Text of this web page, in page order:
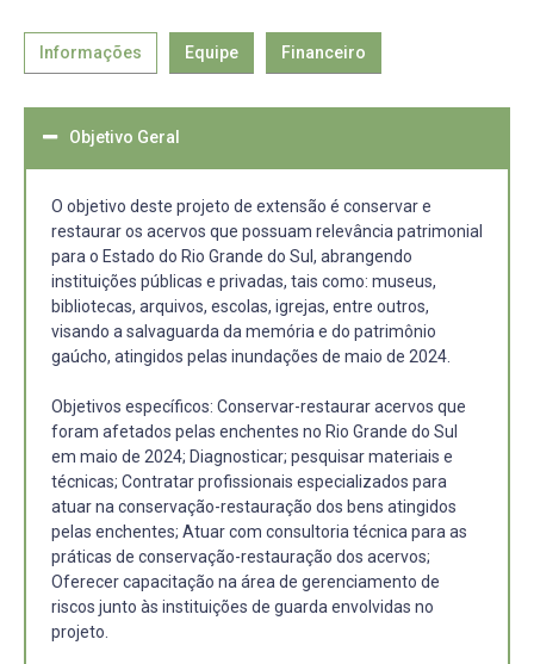
Informações Equipe Financeiro
Objetivo Geral
O objetivo deste projeto de extensão é conservar e
restaurar os acervos que possuam relevância patrimonial
para o Estado do Rio Grande do Sul, abrangendo
instituições públicas e privadas, tais como: museus,
bibliotecas, arquivos, escolas, igrejas, entre outros,
visando a salvaguarda da memória e do patrimônio
gaúcho, atingidos pelas inundações de maio de 2024.
Objetivos específicos: Conservar-restaurar acervos que
foram afetados pelas enchentes no Rio Grande do Sul
em maio de 2024; Diagnosticar; pesquisar materiais e
técnicas; Contratar profissionais especializados para
atuar na conservação-restauração dos bens atingidos
pelas enchentes; Atuar com consultoria técnica para as
práticas de conservação-restauração dos acervos;
Oferecer capacitação na área de gerenciamento de
riscos junto às instituições de guarda envolvidas no
projeto.